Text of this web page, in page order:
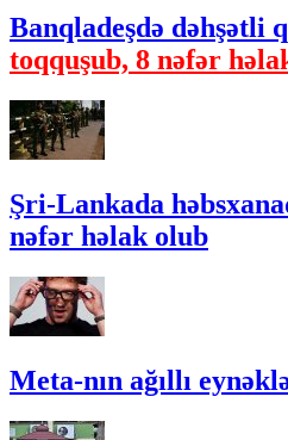
Banqladeşdə dəhşətli
toqquşub, 8 nəfər
Şri-Lankada
nəfər həlak olub
Meta-nın ağıllı